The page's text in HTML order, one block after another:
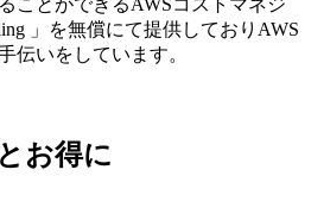
」を無償にて提供しておりAWS
伝いをしています。
お得に